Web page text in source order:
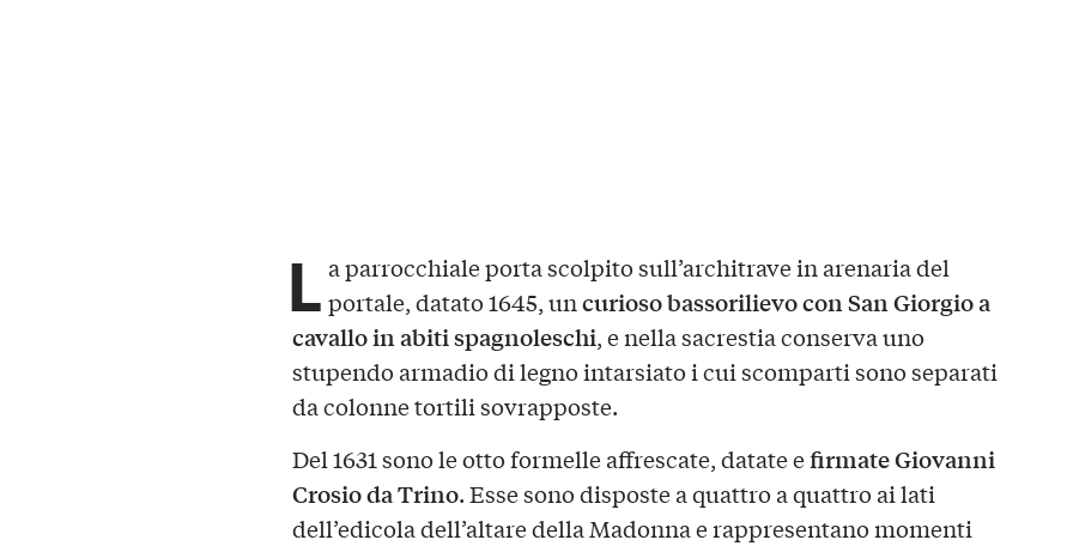
L a parrocchiale porta scolpito sull’architrave in arenaria del
portale, datato 1645, uncurioso bassorilievo con San Giorgio a
cavallo in abiti spagnoleschi, e nella sacrestia conserva uno
stupendo armadio di legno intarsiato i cui scomparti sono separati
da colonne tortili sovrapposte.
Del 1631 sono le otto formelle affrescate, datate efirmate Giovanni
Crosio da Trino. Esse sono disposte a quattro a quattro ai lati
dell’edicola dell’altare della Madonna e rappresentano momenti